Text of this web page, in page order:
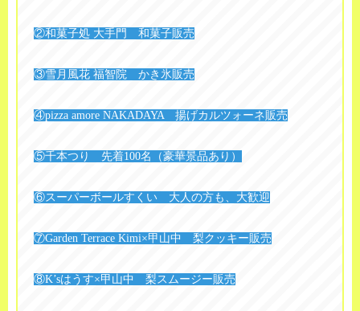
②和菓子処 大手門 和菓子販売
③雪月風花 福智院 かき氷販売
④pizza amore NAKADAYA 揚げカルツォーネ販売
⑤千本つり 先着100名（豪華景品あり）
⑥スーパーボールすくい 大人の方も、大歓迎
⑦Garden Terrace Kimi×甲山中 梨クッキー販売
⑧K’sはうす×甲山中 梨スムージー販売